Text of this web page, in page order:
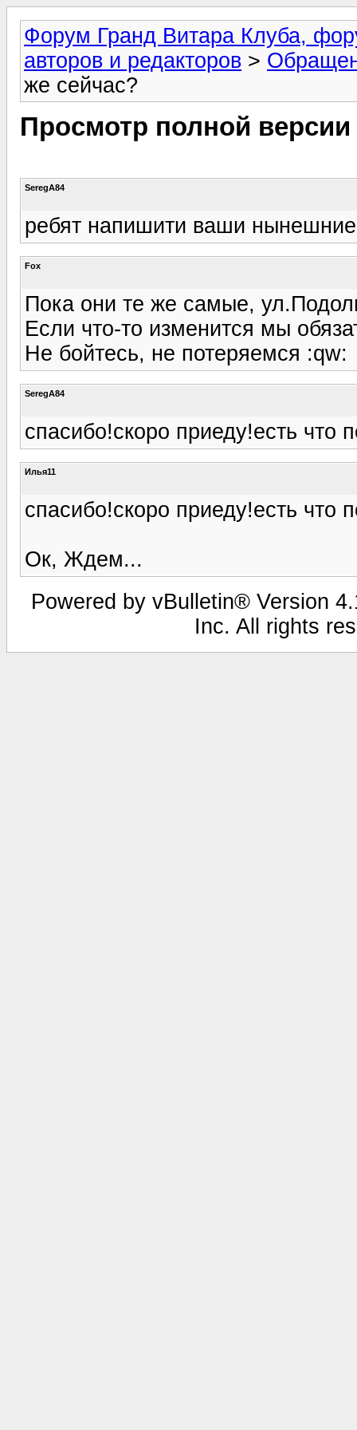
Форум Гранд Витара Клуба,
авторов и редакторов >
же сейчас?
Просмотр полной
SeregA84
ребят напишити ваши
Fox
Пока они те же самые,
Если что-то изменится мы
Не бойтесь, не потеряемся :qw:
SeregA84
спасибо!скоро приеду!есть что
Илья11
спасибо!скоро приеду!есть что
Ок, Ждем...
Powered by vBulletin® Version
Inc. All rights